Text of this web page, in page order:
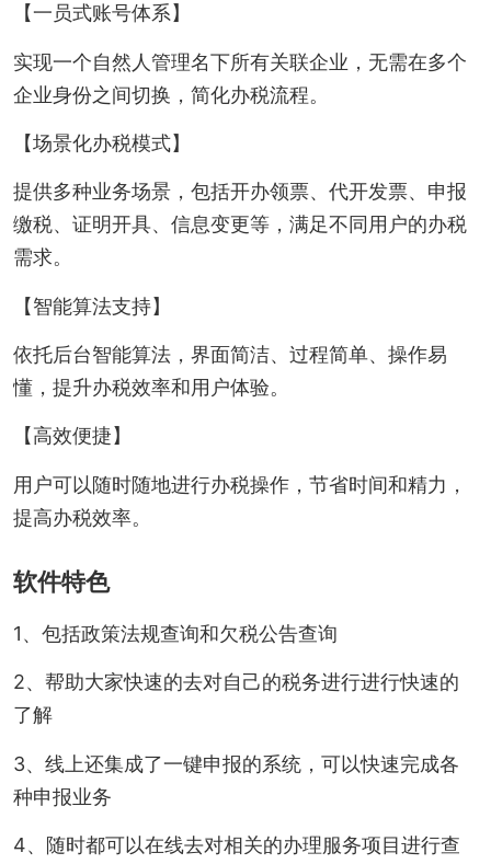
【一员式账号体系】
实现一个自然人管理名下所有关联企业，无需在多个
企业身份之间切换，简化办税流程。
【场景化办税模式】
提供多种业务场景，包括开办领票、代开发票、申报
缴税、证明开具、信息变更等，满足不同用户的办税
需求。
【智能算法支持】
依托后台智能算法，界面简洁、过程简单、操作易
懂，提升办税效率和用户体验。
【高效便捷】
用户可以随时随地进行办税操作，节省时间和精力，
提高办税效率。
软件特色
1、包括政策法规查询和欠税公告查询
2、帮助大家快速的去对自己的税务进行进行快速的
了解
3、线上还集成了一键申报的系统，可以快速完成各
种申报业务
4、随时都可以在线去对相关的办理服务项目进行查